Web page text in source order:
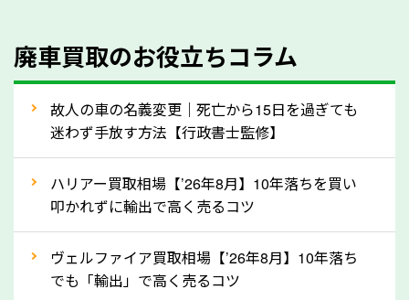
人気の車種は廃車の状態でも、高価買取が可能です。
産車は高く買取が可能です。「廃車＝買取できない」
ラ」なら廃車の車も適正価格で買取できます。他社で
買取拒否となった車も価格がつく可能性があるので、
諦めずに神奈川県の「ソコカラ」にご相談ください。
古い車でも高価買取が可能なケースは珍しくないた
め、まずはWebで簡単にできる無料査定をお試しく
廃車買取のお役立ちコラム
故人の車の名義変更｜死亡から15日を過ぎても
迷わず手放す方法【行政書士監修】
ハリアー買取相場【’26年8月】10年落ちを買い
叩かれずに輸出で高く売るコツ
ヴェルファイア買取相場【’26年8月】10年落ち
でも「輸出」で高く売るコツ